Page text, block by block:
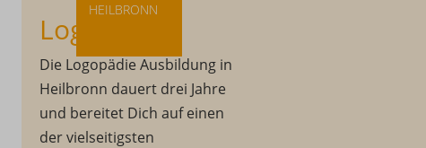
HEILBRONN
Logopädie
Die Logopädie Ausbildung in
Heilbronn dauert drei Jahre
und bereitet Dich auf einen
der vielseitigsten